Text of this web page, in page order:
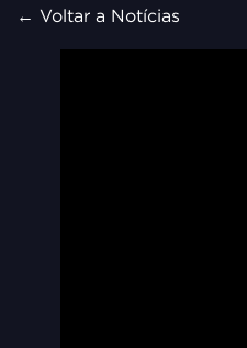
← Voltar a Notícias